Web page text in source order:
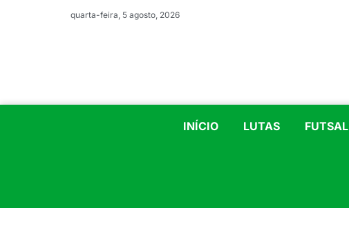
quarta-feira, 5 agosto, 2026
INÍCIO LUTAS FUTSAL